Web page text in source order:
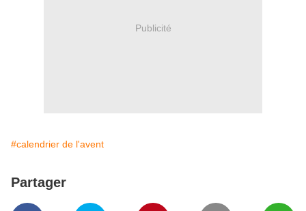
Publicité
#calendrier de l'avent
Partager